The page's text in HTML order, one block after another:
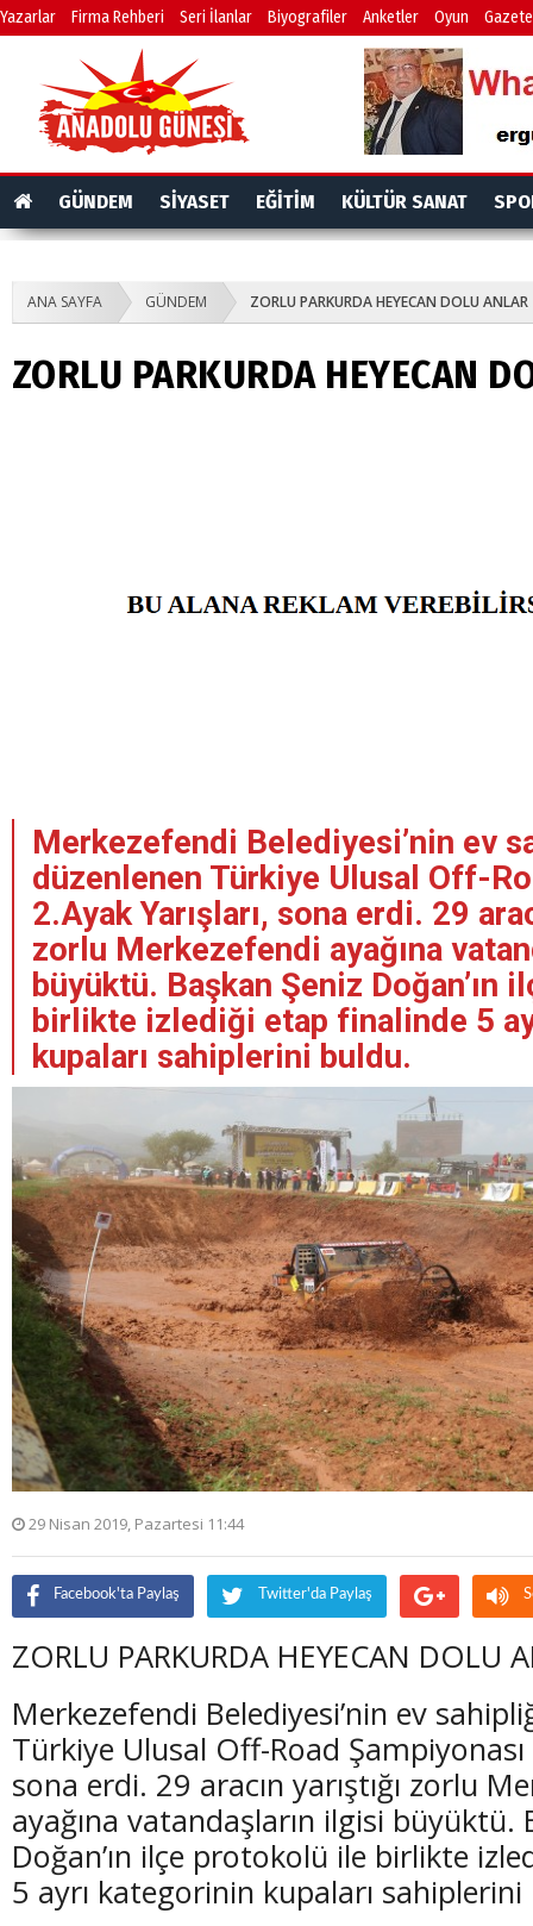
Yazarlar Firma Rehberi Seri İlanlar Biyografiler Anketler Oyun
GÜNDEM SİYASET EĞİTİM KÜLTÜR SANAT
ANA SAYFA GÜNDEM ZORLU PARKURDA HEYECAN DOLU ANLAR
ZORLU PARKURDA HEYECAN
Merkezefendi Belediyesi’nin ev
düzenlenen Türkiye Ulusal Off-
2.Ayak Yarışları, sona erdi. 29
zorlu Merkezefendi ayağına
büyüktü. Başkan Şeniz Doğan’ın
birlikte izlediği etap finalinde 5
kupaları sahiplerini buldu.
29 Nisan 2019, Pazartesi 11:44
Facebook'ta Paylaş Twitter'da Paylaş
ZORLU PARKURDA HEYECAN DOLU
Merkezefendi Belediyesi’nin ev
Türkiye Ulusal Off-Road Şampiyonası
sona erdi. 29 aracın yarıştığı zorlu
ayağına vatandaşların ilgisi büyüktü.
Doğan’ın ilçe protokolü ile birlikte
5 ayrı kategorinin kupaları